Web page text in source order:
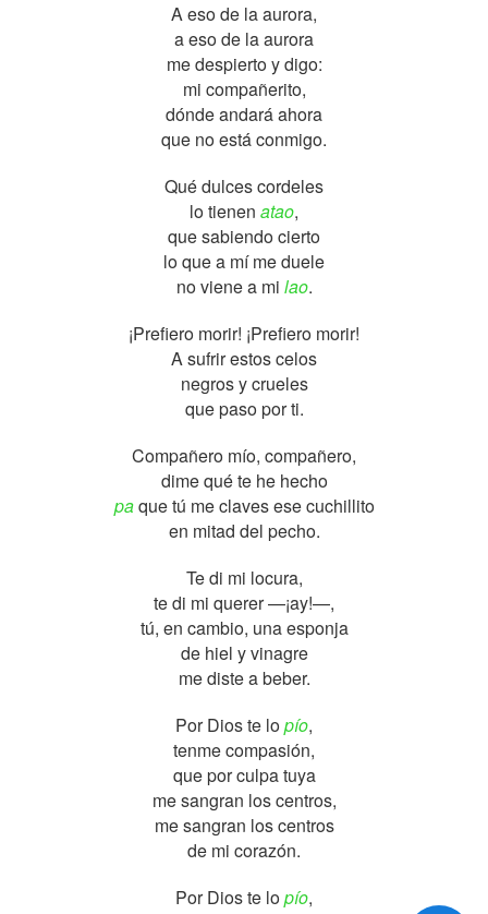
A eso de la aurora,
a eso de la aurora
me despierto y digo:
mi compañerito,
dónde andará ahora
que no está conmigo.
Qué dulces cordeles
lo tienen atao,
que sabiendo cierto
lo que a mí me duele
no viene a mi lao.
¡Prefiero morir! ¡Prefiero morir!
A sufrir estos celos
negros y crueles
que paso por ti.
Compañero mío, compañero,
dime qué te he hecho
paque tú me claves ese cuchillito
en mitad del pecho.
Te di mi locura,
te di mi querer —¡ay!—,
tú, en cambio, una esponja
de hiel y vinagre
me diste a beber.
Por Dios te lopío,
tenme compasión,
que por culpa tuya
me sangran los centros,
me sangran los centros
de mi corazón.
Por Dios te lopío,